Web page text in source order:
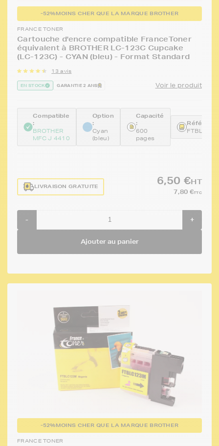
-52%MOINS CHER QUE LA MARQUE BROTHER
FRANCE TONER
Cartouche d'encre compatible FranceToner
équivalent à BROTHER LC-123C Cupcake
(LC-123C) - CYAN (bleu) - Format Standard
13 avis
EN STOCK GARANTIE 2 ANS Voir le produit
Compatible
:
BROTHER
MFC J 4410
Option
:
Cyan
(bleu)
Capacité
:
600
pages
LIVRAISON GRATUITE
6,50 €HT
7,80 €TTC
- +
Ajouter au panier
-52%MOINS CHER QUE LA MARQUE BROTHER
FRANCE TONER